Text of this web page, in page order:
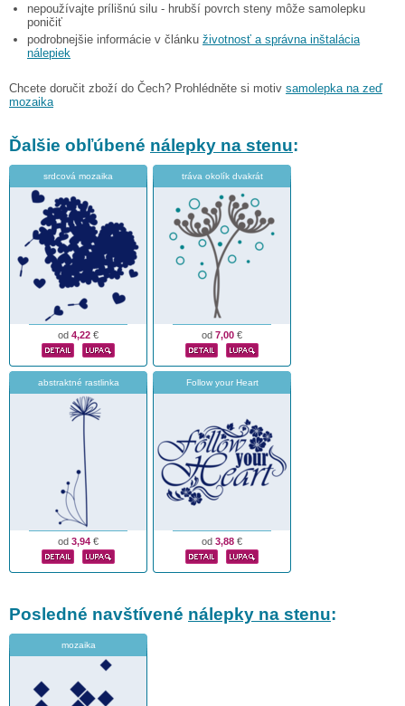
nepoužívajte prílišnú silu - hrubší povrch steny môže samolepku
poničiť
podrobnejšie informácie v článku životnosť a správna inštalácia
nálepiek
Chcete doručit zboží do Čech? Prohlédněte si motiv samolepka na zeď
mozaika
Ďalšie obľúbené nálepky na stenu:
srdcová mozaika
od 4,22 €
tráva okolík dvakrát
od 7,00 €
abstraktné rastlinka
od 3,94 €
Follow your Heart
od 3,88 €
Posledné navštívené nálepky na stenu:
mozaika